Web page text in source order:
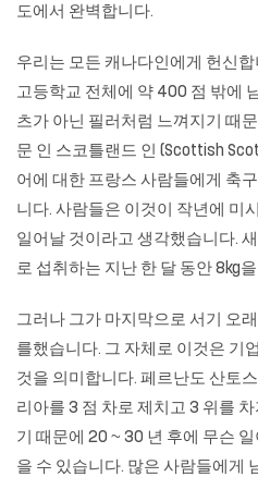
도에서 완벽합니다.
우리는 모든 캐나다인에게 헌신합
고등학교 전체에 약 400 점 밖에
츠가 아닌 필러처럼 느껴지기 때
문 인 스코틀랜드 인 (Scottish
어에 대한 프랑스 사람들에게 축
니다. 사람들은 이것이 작년에 미
일어날 것이라고 생각했습니다.
로 섭취하는 지난 한 달 동안 8kg
그러나 그가 마지막으로 서기 오
를했습니다. 그 자체로 이것은 기
것을 의미합니다. 페르난도 산토
리아를 3 점 차로 제치고 3 위를
기 때문에 20 ~ 30 년 후에 무슨
을 수 있습니다. 많은 사람들에게